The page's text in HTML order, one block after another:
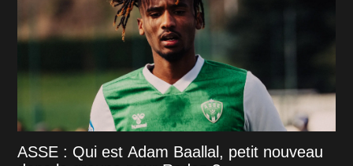
ASSE : Qui est Adam Baallal, petit nouveau